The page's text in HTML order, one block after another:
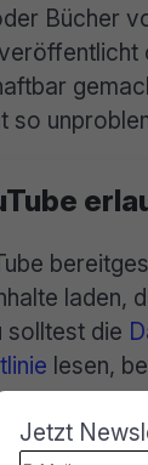
Bücher
laden,
solltest die
lesen,
von
Jetzt